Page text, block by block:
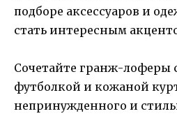
подборе аксессуаров и
стать интересным
Сочетайте гранж-лоферы
футболкой и кожаной
непринужденного и